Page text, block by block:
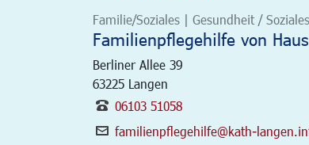
Familie/Soziales | Gesundheit /
Familienpflegehilfe von
Berliner Allee 39
63225 Langen
06103 51058
familienpflegehilfe@kath-